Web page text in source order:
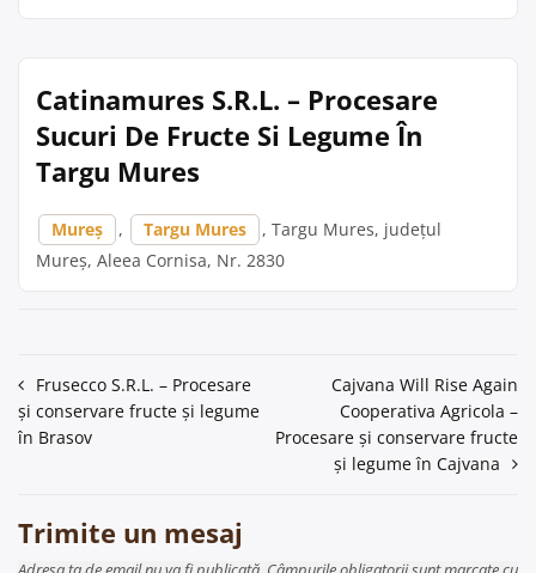
Catinamures S.R.L. – Procesare
Sucuri De Fructe Si Legume În
Targu Mures
Mureș , Targu Mures
, Targu Mures, județul
Mureș, Aleea Cornisa, Nr. 2830
Navigare
în
Frusecco S.R.L. – Procesare
și conservare fructe și legume
în Brasov
Cajvana Will Rise Again
Cooperativa Agricola –
Procesare și conservare fructe
și legume în Cajvana
Trimite un mesaj